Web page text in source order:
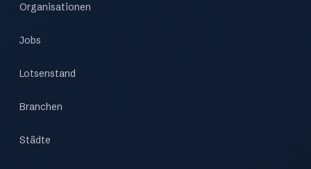
Organisationen
Jobs
Lotsenstand
Branchen
Städte